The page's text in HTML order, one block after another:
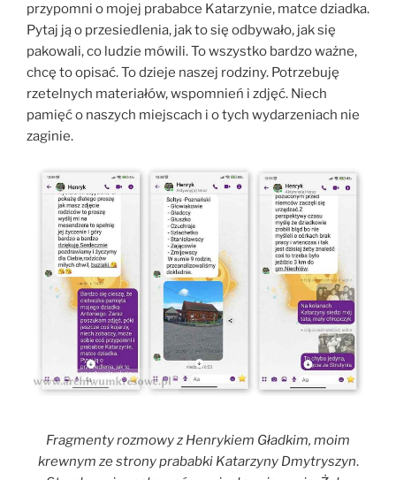
przypomni o mojej prababce Katarzynie, matce dziadka.
Pytaj ją o przesiedlenia, jak to się odbywało, jak się
pakowali, co ludzie mówili. To wszystko bardzo ważne,
chcę to opisać. To dzieje naszej rodziny. Potrzebuję
rzetelnych materiałów, wspomnień i zdjęć. Niech
pamięć o naszych miejscach i o tych wydarzeniach nie
zaginie.
Fragmenty rozmowy z Henrykiem Gładkim, moim
krewnym ze strony prababki Katarzyny Dmytryszyn.